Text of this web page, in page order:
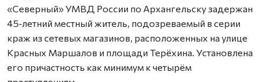
«Северный» УМВД России по Архангельску задержан
45‑летний местный житель, подозреваемый в серии
краж из сетевых магазинов, расположенных на улице
Красных Маршалов и площади Терёхина. Установлена
его причастность как минимум к четырём